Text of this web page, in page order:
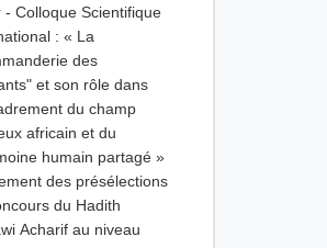
- Colloque Scientifique
: « La
des
et son rôle dans
du champ
africain et du
humain partagé »
des présélections
du Hadith
Acharif au niveau